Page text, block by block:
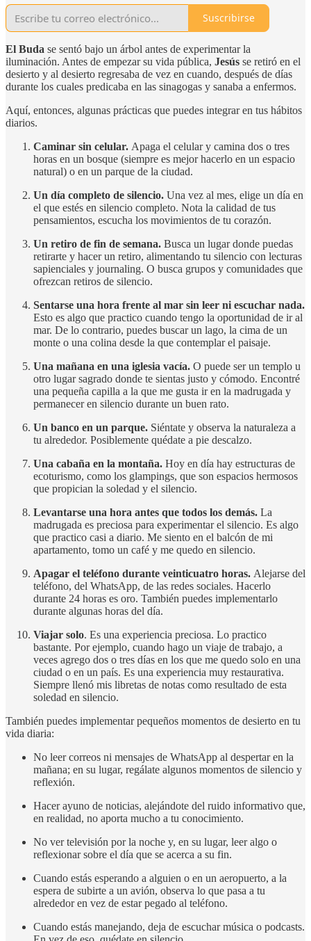
Suscribirse
El Buda se sentó bajo un árbol antes de experimentar la
iluminación. Antes de empezar su vida pública, Jesús se retiró en el
desierto y al desierto regresaba de vez en cuando, después de días
durante los cuales predicaba en las sinagogas y sanaba a enfermos.
Aquí, entonces, algunas prácticas que puedes integrar en tus hábitos
diarios.
Caminar sin celular. Apaga el celular y camina dos o tres
horas en un bosque (siempre es mejor hacerlo en un espacio
natural) o en un parque de la ciudad.
Un día completo de silencio. Una vez al mes, elige un día en
el que estés en silencio completo. Nota la calidad de tus
pensamientos, escucha los movimientos de tu corazón.
Un retiro de fin de semana. Busca un lugar donde puedas
retirarte y hacer un retiro, alimentando tu silencio con lecturas
sapienciales y journaling. O busca grupos y comunidades que
ofrezcan retiros de silencio.
Sentarse una hora frente al mar sin leer ni escuchar nada.
Esto es algo que practico cuando tengo la oportunidad de ir al
mar. De lo contrario, puedes buscar un lago, la cima de un
monte o una colina desde la que contemplar el paisaje.
Una mañana en una iglesia vacía. O puede ser un templo u
otro lugar sagrado donde te sientas justo y cómodo. Encontré
una pequeña capilla a la que me gusta ir en la madrugada y
permanecer en silencio durante un buen rato.
Un banco en un parque. Siéntate y observa la naturaleza a
tu alrededor. Posiblemente quédate a pie descalzo.
Una cabaña en la montaña. Hoy en día hay estructuras de
ecoturismo, como los glampings, que son espacios hermosos
que propician la soledad y el silencio.
Levantarse una hora antes que todos los demás. La
madrugada es preciosa para experimentar el silencio. Es algo
que practico casi a diario. Me siento en el balcón de mi
apartamento, tomo un café y me quedo en silencio.
Apagar el teléfono durante veinticuatro horas. Alejarse del
teléfono, del WhatsApp, de las redes sociales. Hacerlo
durante 24 horas es oro. También puedes implementarlo
durante algunas horas del día.
Viajar solo. Es una experiencia preciosa. Lo practico
bastante. Por ejemplo, cuando hago un viaje de trabajo, a
veces agrego dos o tres días en los que me quedo solo en una
ciudad o en un país. Es una experiencia muy restaurativa.
Siempre llenó mis libretas de notas como resultado de esta
soledad en silencio.
También puedes implementar pequeños momentos de desierto en tu
vida diaria:
No leer correos ni mensajes de WhatsApp al despertar en la
mañana; en su lugar, regálate algunos momentos de silencio y
reflexión.
Hacer ayuno de noticias, alejándote del ruido informativo que,
en realidad, no aporta mucho a tu conocimiento.
No ver televisión por la noche y, en su lugar, leer algo o
reflexionar sobre el día que se acerca a su fin.
Cuando estás esperando a alguien o en un aeropuerto, a la
espera de subirte a un avión, observa lo que pasa a tu
alrededor en vez de estar pegado al teléfono.
Cuando estás manejando, deja de escuchar música o podcasts.